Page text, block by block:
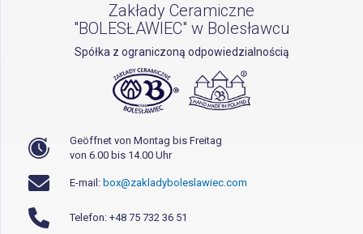
Zakłady Ceramiczne
"BOLESŁAWIEC" w Bolesławcu
Spółka z ograniczoną odpowiedzialnością
Geöffnet von Montag bis Freitag
von 6.00 bis 14.00 Uhr
E-mail: box@zakladyboleslawiec.com
Telefon: +48 75 732 36 51